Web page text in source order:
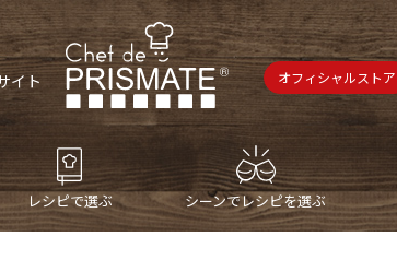
イト オフィシャルストア
レシピで選ぶ シーンでレシピを選ぶ